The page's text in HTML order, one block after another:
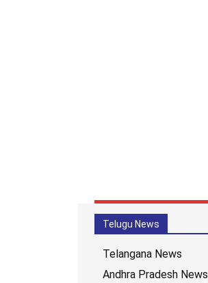
Telugu News
Telangana News
Andhra Pradesh News